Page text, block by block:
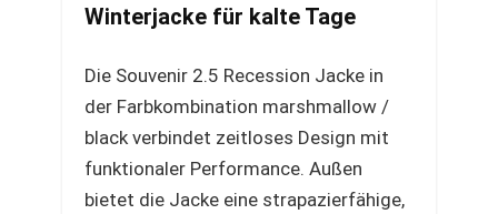
Winterjacke für kalte Tage
Die Souvenir 2.5 Recession Jacke in
der Farbkombination marshmallow /
black verbindet zeitloses Design mit
funktionaler Performance. Außen
bietet die Jacke eine strapazierfähige,